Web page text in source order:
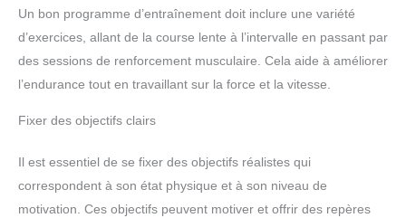
Un bon programme d’entraînement doit inclure une variété
d’exercices, allant de la course lente à l’intervalle en passant par
des sessions de renforcement musculaire. Cela aide à améliorer
l’endurance tout en travaillant sur la force et la vitesse.
Fixer des objectifs clairs
Il est essentiel de se fixer des objectifs réalistes qui
correspondent à son état physique et à son niveau de
motivation. Ces objectifs peuvent motiver et offrir des repères